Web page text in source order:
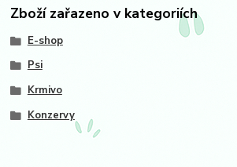
Zboží zařazeno v kategoriích
E-shop
Psi
Krmivo
Konzervy